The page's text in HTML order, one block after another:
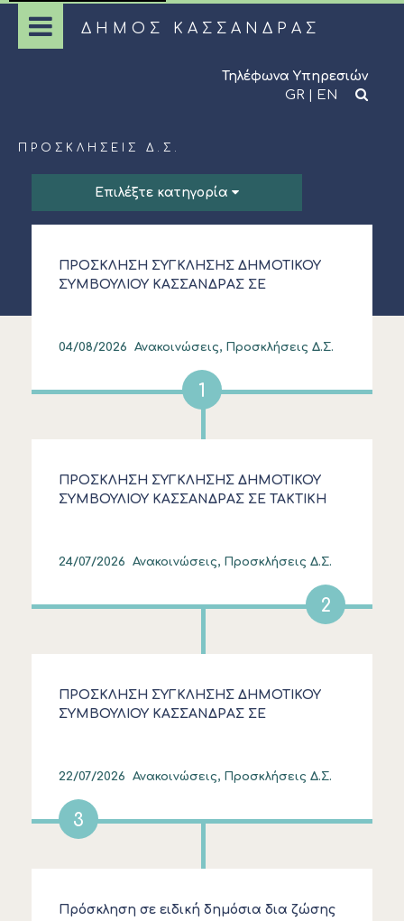
ΔΗΜΟΣ ΚΑΣΣΑΝΔΡΑΣ
Τηλέφωνα Υπηρεσιών
GR | EN
ΠΡΟΣΚΛΉΣΕΙΣ Δ.Σ.
Επιλέξτε κατηγορία
ΠΡΟΣΚΛΗΣΗ ΣΥΓΚΛΗΣΗΣ ΔΗΜΟΤΙΚΟΥ
ΣΥΜΒΟΥΛΙΟΥ ΚΑΣΣΑΝΔΡΑΣ ΣΕ
04/08/2026 Ανακοινώσεις, Προσκλήσεις Δ.Σ.
1
ΠΡΟΣΚΛΗΣΗ ΣΥΓΚΛΗΣΗΣ ΔΗΜΟΤΙΚΟΥ
ΣΥΜΒΟΥΛΙΟΥ ΚΑΣΣΑΝΔΡΑΣ ΣΕ ΤΑΚΤΙΚΗ
24/07/2026 Ανακοινώσεις, Προσκλήσεις Δ.Σ.
2
ΠΡΟΣΚΛΗΣΗ ΣΥΓΚΛΗΣΗΣ ΔΗΜΟΤΙΚΟΥ
ΣΥΜΒΟΥΛΙΟΥ ΚΑΣΣΑΝΔΡΑΣ ΣΕ
22/07/2026 Ανακοινώσεις, Προσκλήσεις Δ.Σ.
3
Πρόσκληση σε ειδική δημόσια δια ζώσης